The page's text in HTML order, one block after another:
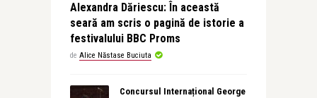
Alexandra Dăriescu: În această
seară am scris o pagină de istorie a
festivalului BBC Proms
de Alice Năstase Buciuta
Concursul Internațional George